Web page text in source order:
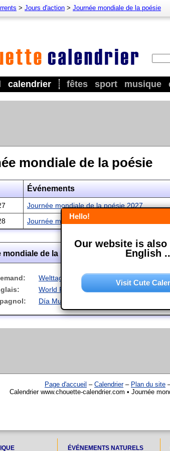
calendrier fêtes sport musique
> Jours d'action > Journée mondiale de la poésie
mondiale de la poésie
Événements
Journée mondiale de la poésie 2027
Journée mondiale de la poésie 2028
mondiale de la poésie dans d'autres
Welttag der Poesie
World Poetry Day
Día Mundial de la Poesía
Page d'accueil – Calendrier– Plan du site
Calendrier www.chouette-calendrier.com • Journée
ÉVÉNEMENTS NATURELS
Hello!
Our website is also
English
Visit Cute